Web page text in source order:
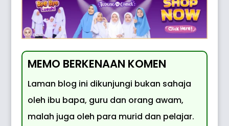
MEMO BERKENAAN KOMEN
Laman blog ini dikunjungi bukan sahaja
oleh ibu bapa, guru dan orang awam,
malah juga oleh para murid dan pelajar.